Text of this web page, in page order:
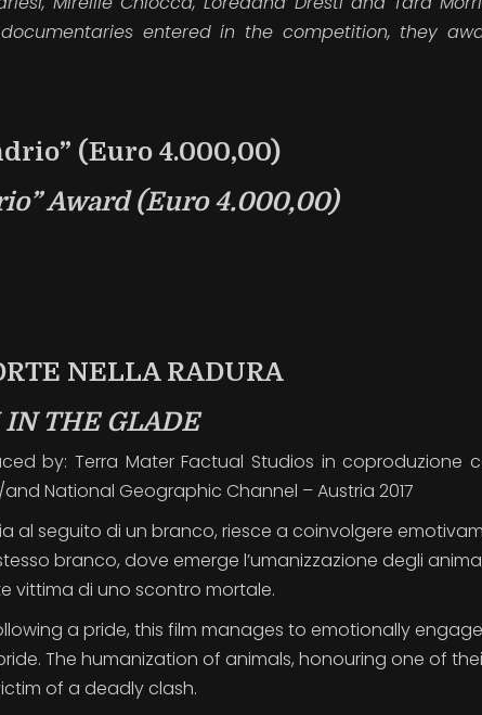
entered in the competition, they
(Euro 4.000,00)
Award(Euro 4.000,00)
NELLA RADURA
THE GLADE
by: Terra Mater Factual Studios in coproduzione
National Geographic Channel – Austria 2017
al seguito di un branco, riesce a coinvolgere
branco, dove emerge l’umanizzazione degli
vittima di uno scontro mortale.
a pride, this film manages to emotionally
The humanization of animals, honouring one of
of a deadly clash.